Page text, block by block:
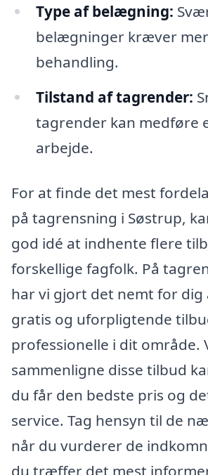
Type af belægning:
belægninger kræver
behandling.
Tilstand af tagrender:
tagrender kan medføre
arbejde.
For at finde det mest
på tagrensning i Søstrup,
god idé at indhente flere
forskellige fagfolk. På
har vi gjort det nemt for dig
gratis og uforpligtende
professionelle i dit område.
sammenligne disse tilbud
du får den bedste pris og
service. Tag hensyn til de
når du vurderer de
du træffer det mest